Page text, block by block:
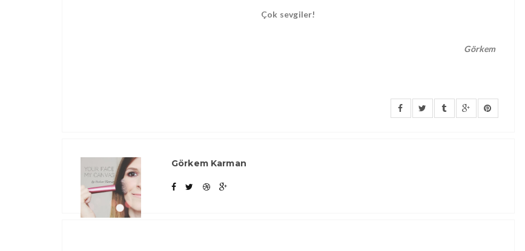
Çok sevgiler!
Görkem
Görkem Karman